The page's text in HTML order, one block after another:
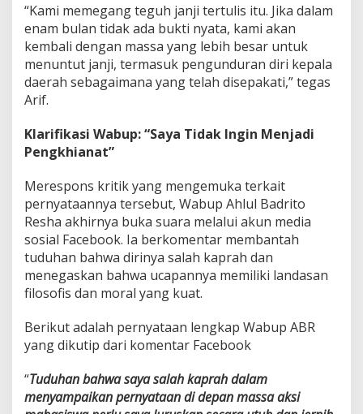
“Kami memegang teguh janji tertulis itu. Jika dalam
enam bulan tidak ada bukti nyata, kami akan
kembali dengan massa yang lebih besar untuk
menuntut janji, termasuk pengunduran diri kepala
daerah sebagaimana yang telah disepakati,” tegas
Arif.
Klarifikasi Wabup: “Saya Tidak Ingin Menjadi
Pengkhianat”
Merespons kritik yang mengemuka terkait
pernyataannya tersebut, Wabup Ahlul Badrito
Resha akhirnya buka suara melalui akun media
sosial Facebook. Ia berkomentar membantah
tuduhan bahwa dirinya salah kaprah dan
menegaskan bahwa ucapannya memiliki landasan
filosofis dan moral yang kuat.
Berikut adalah pernyataan lengkap Wabup ABR
yang dikutip dari komentar Facebook
“Tuduhan bahwa saya salah kaprah dalam
menyampaikan pernyataan di depan massa aksi